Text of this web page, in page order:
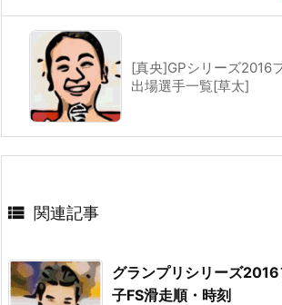
[真央]GPシリーズ2016
出場選手一覧[草太]
 関連記事
グランプリシリーズ
子FS滑走順・時刻